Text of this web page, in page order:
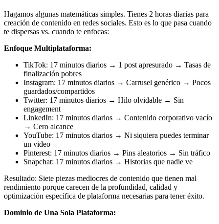
Hagamos algunas matemáticas simples. Tienes 2 horas diarias para
creación de contenido en redes sociales. Esto es lo que pasa cuando
te dispersas vs. cuando te enfocas:
Enfoque Multiplataforma:
TikTok: 17 minutos diarios → 1 post apresurado → Tasas de
finalización pobres
Instagram: 17 minutos diarios → Carrusel genérico → Pocos
guardados/compartidos
Twitter: 17 minutos diarios → Hilo olvidable → Sin
engagement
LinkedIn: 17 minutos diarios → Contenido corporativo vacío
→ Cero alcance
YouTube: 17 minutos diarios → Ni siquiera puedes terminar
un video
Pinterest: 17 minutos diarios → Pins aleatorios → Sin tráfico
Snapchat: 17 minutos diarios → Historias que nadie ve
Resultado: Siete piezas mediocres de contenido que tienen mal
rendimiento porque carecen de la profundidad, calidad y
optimización específica de plataforma necesarias para tener éxito.
Dominio de Una Sola Plataforma: